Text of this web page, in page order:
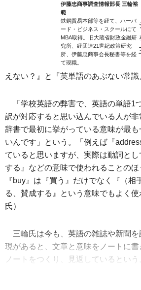
伊藤忠商事調査情報部長 三輪裕
範
鉄鋼貿易本部等を経て、ハーバ
ード・ビジネス・スクールにて
MBA取得。旧大蔵省財政金融研
究所、経団連21世紀政策研究
所、伊藤忠商事会長秘書等を経
て現職。
えない？』と『英単語のあぶない常識
「学校英語の弊害で、英語の単語1
訳が対応すると思い込んでいる人が非
辞書で最初に挙がっている意味が最
いんです」という。「例えば『
ていると思いますが、実際は動詞と
する』などの意味で使われることのほ
『buy』は『買う』だけでなく『（相
る、賛成する』という意味でもよく
氏）
三輪氏は今も、英語の雑誌や新聞
現があると、文章と意味をノートに
ノートをつくり、見返しているという